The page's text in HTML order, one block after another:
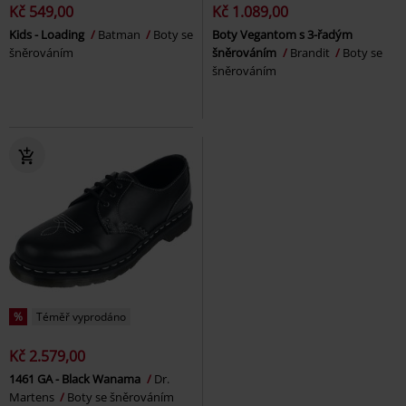
Kč 549,00
Kids - Loading Batman
Boty se
šněrováním
Kč 1.089,00
Boty Vegantom s 3-řadým
šněrováním
Brandit
Boty se
šněrováním
% Téměř vyprodáno
Kč 2.579,00
1461 GA - Black Wanama
Dr.
Martens
Boty se šněrováním